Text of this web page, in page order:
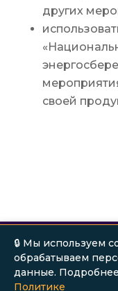
других
своей
Политика
© Metodiq,
🔒 Мы используем
обрабатываем
данные.
Политике